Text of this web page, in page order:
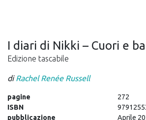
I diari di Nikki – Cuori e
Edizione tascabile
diRachel Renée Russell
pagine
272
ISBN
pubblicazione
Aprile